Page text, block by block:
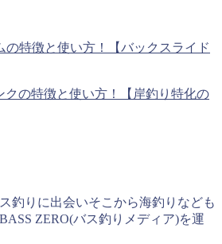
の特徴と使い方！【バックスライド
クの特徴と使い方！【岸釣り特化の
釣りに出会いそこから海釣りなども
ZERO(バス釣りメディア)を運